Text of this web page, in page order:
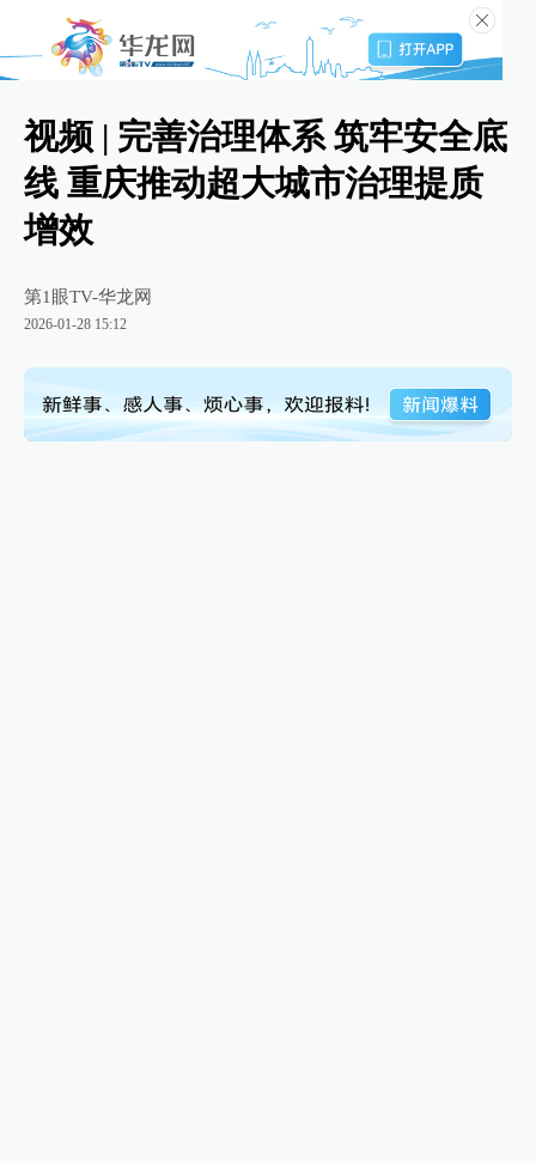
视频 | 完善治理体系 筑牢安全底
线 重庆推动超大城市治理提质
增效
第1眼TV-华龙网
2026-01-28 15:12